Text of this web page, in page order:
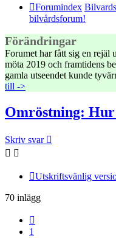
Forumindex
bilvårdsforum!
Förändringar
Forumet har fått sig en rejäl
möta 2019 och framtidens
gamla utseendet kunde
till ->
Omröstning:
Skriv svar
Utskriftsvänlig
70 inlägg
1